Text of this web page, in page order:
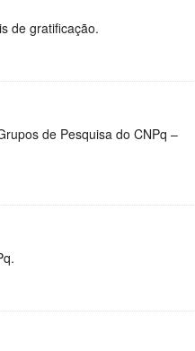
de gratificação.
de Pesquisa do CNPq –